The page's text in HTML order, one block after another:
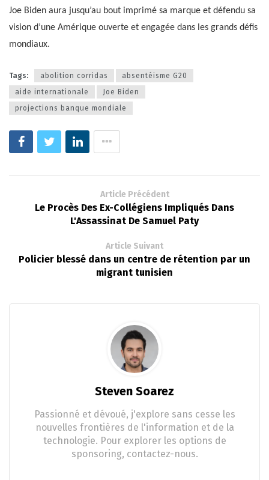
Joe Biden aura jusqu’au bout imprimé sa marque et défendu sa
vision d’une Amérique ouverte et engagée dans les grands défis
mondiaux.
Tags: abolition corridas
absentéisme G20
aide internationale
Joe Biden
projections banque mondiale
Article Précédent
Le Procès Des Ex-Collégiens Impliqués Dans
L'Assassinat De Samuel Paty
Article Suivant
Policier blessé dans un centre de rétention par un
migrant tunisien
Steven Soarez
Passionné et dévoué, j'explore sans cesse les
nouvelles frontières de l'information et de la
technologie. Pour explorer les options de
sponsoring, contactez-nous.